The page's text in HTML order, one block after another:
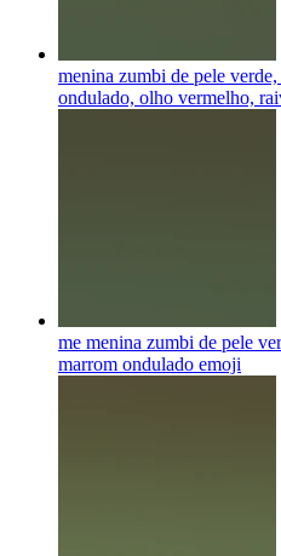
menina zumbi de pele
ondulado, olho vermelho,
me menina zumbi de pele
marrom ondulado emoji